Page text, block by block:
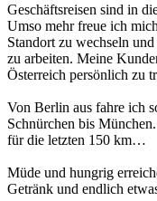
Geschäftsreisen sind in
Umso mehr freue ich
Standort zu wechseln
zu arbeiten. Meine
Österreich persönlich zu
Von Berlin aus fahre ich
Schnürchen bis
für die letzten 150 km…
Müde und hungrig
Getränk und endlich